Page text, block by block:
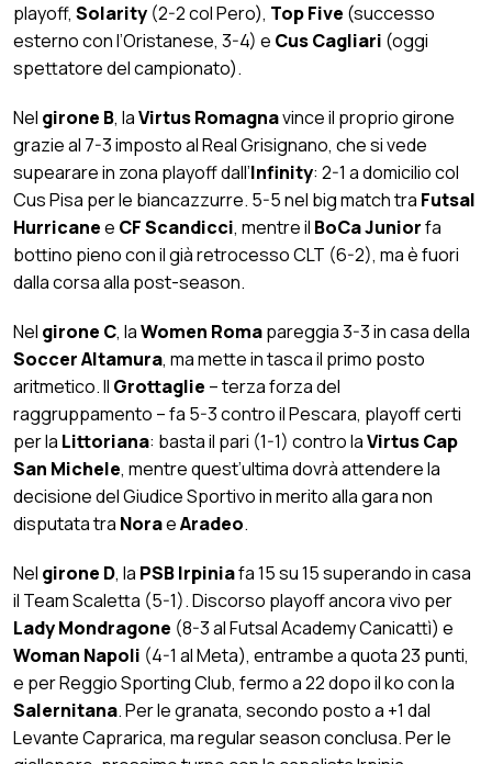
playoff, Solarity (2-2 col Pero), Top Five (successo
esterno con l’Oristanese, 3-4) e Cus Cagliari (oggi
spettatore del campionato).
Nel girone B, laVirtus Romagnavince il proprio girone
grazie al 7-3 imposto al Real Grisignano, che si vede
supearare in zona playoff dall’Infinity: 2-1 a domicilio col
Cus Pisa per le biancazzurre. 5-5 nel big match tra Futsal
Hurricanee CF Scandicci, mentre il BoCa Juniorfa
bottino pieno con il già retrocesso CLT (6-2), ma è fuori
dalla corsa alla post-season.
Nel girone C, laWomen Romapareggia 3-3 in casa della
Soccer Altamura, ma mette in tasca il primo posto
aritmetico. Il Grottaglie – terza forza del
raggruppamento – fa 5-3 contro il Pescara, playoff certi
per la Littoriana: basta il pari (1-1) contro laVirtus Cap
San Michele, mentre quest’ultima dovrà attendere la
decisione del Giudice Sportivo in merito alla gara non
disputata tra NoraeAradeo.
Nel girone D, la PSB Irpiniafa 15 su 15 superando in casa
il Team Scaletta (5-1). Discorso playoff ancora vivo per
Lady Mondragone (8-3 al Futsal Academy Canicattì) e
Woman Napoli (4-1 al Meta), entrambe a quota 23 punti,
e per Reggio Sporting Club, fermo a 22 dopo il ko con la
Salernitana. Per le granata, secondo posto a +1 dal
Levante Caprarica, ma regular season conclusa. Per le